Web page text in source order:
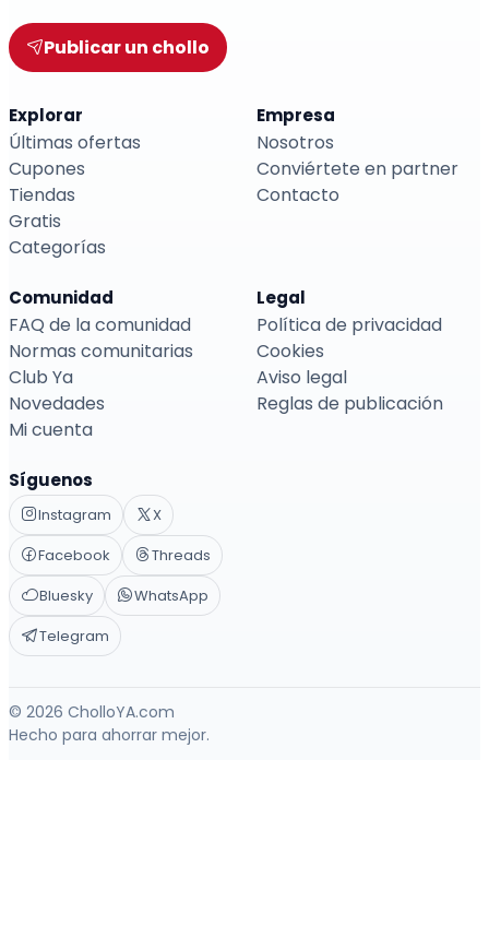
Publicar un chollo
Explorar
Últimas ofertas
Cupones
Tiendas
Gratis
Categorías
Empresa
Nosotros
Conviértete en partner
Contacto
Comunidad
FAQ de la comunidad
Normas comunitarias
Club Ya
Novedades
Mi cuenta
Legal
Política de privacidad
Cookies
Aviso legal
Reglas de publicación
Síguenos
Instagram
X
Facebook
Threads
Bluesky
WhatsApp
Telegram
© 2026 CholloYA.com
Hecho para ahorrar mejor.